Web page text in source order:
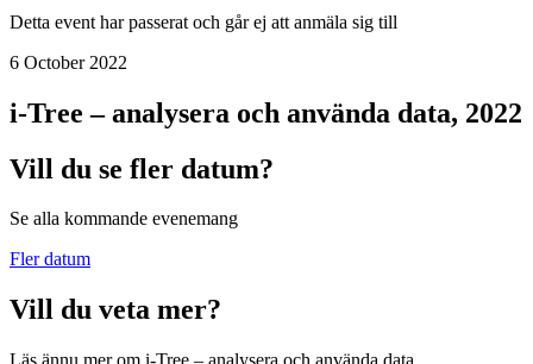
Detta event har passerat och går ej att anmäla sig till
6 October 2022
i-Tree – analysera och använda data, 2022
Vill du se fler datum?
Se alla kommande evenemang
Fler datum
Vill du veta mer?